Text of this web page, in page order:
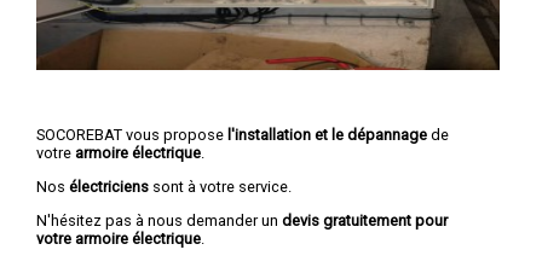
SOCOREBAT vous propose l'installation et le dépannage de
votre armoire électrique.
Nos électriciens sont à votre service.
N'hésitez pas à nous demander un devis gratuitement pour
votre armoire électrique